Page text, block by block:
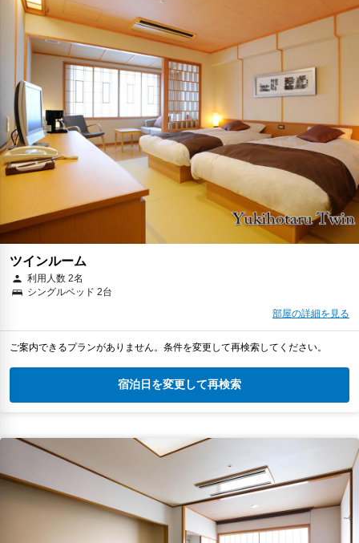
ツインルーム
利用人数 2名
シングルベッド 2台
部屋の詳細を見る
ご案内できるプランがありません。条件を変更して再検索してください。
宿泊日を変更して再検索